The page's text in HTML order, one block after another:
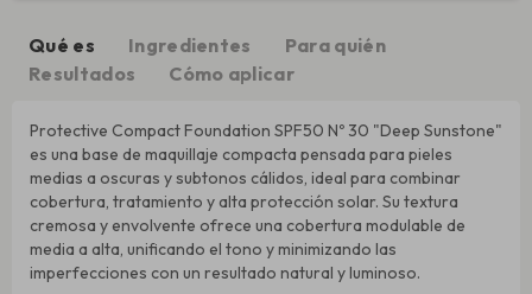
Qué es Ingredientes
Para quién
Resultados
Cómo aplicar
Protective Compact Foundation SPF50 Nº 30 "Deep Sunstone"
es una base de maquillaje compacta pensada para pieles
medias a oscuras y subtonos cálidos, ideal para combinar
cobertura, tratamiento y alta protección solar. Su textura
cremosa y envolvente ofrece una cobertura modulable de
media a alta, unificando el tono y minimizando las
imperfecciones con un resultado natural y luminoso.